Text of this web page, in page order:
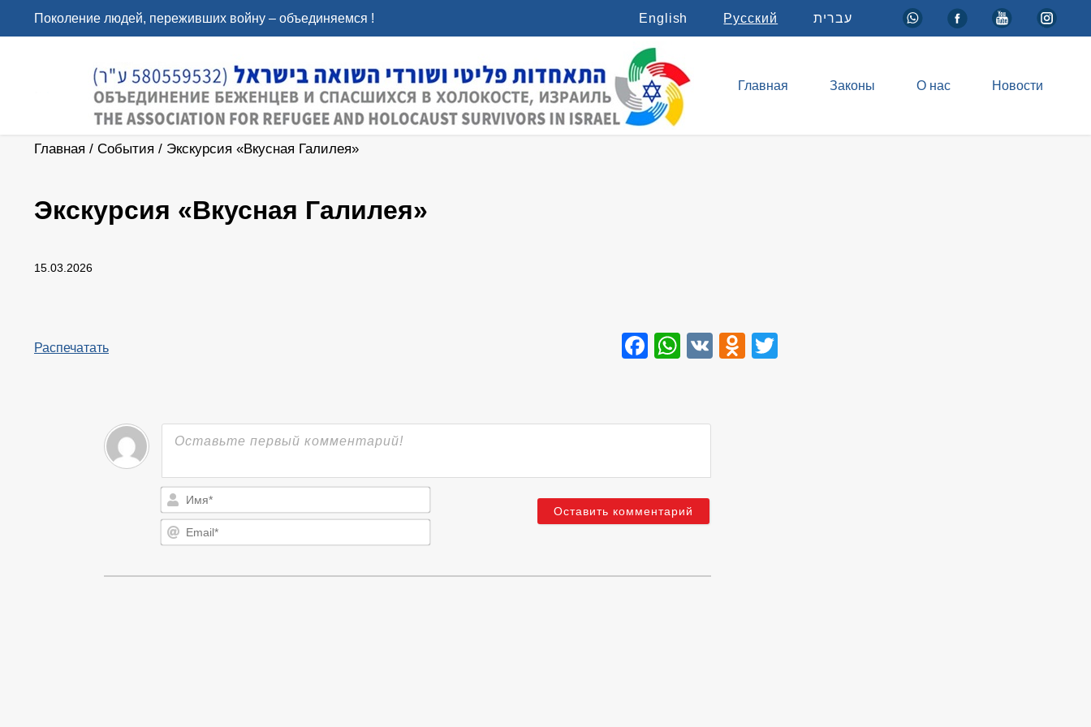
Поколение людей, переживших войну – объединяемся ! English Русский עברית
Главная Законы О нас Новости
Главная / События / Экскурсия «Вкусная Галилея»
Экскурсия «Вкусная Галилея»
15.03.2026
Распечатать Facebook
WhatsApp
VK Odnoklassniki
Имя*
Email*